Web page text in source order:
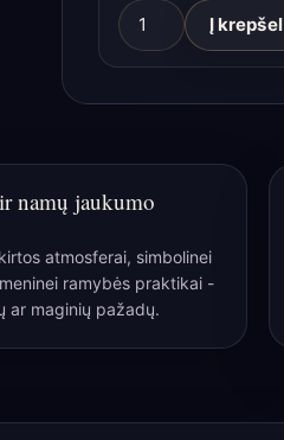
produkto
kiekis:
Arbatos
sietelis
Quartz“
–
krištolo
ritualas
kasdienai
Į
namų jaukumo
atmosferai, simbolinei
ramybės praktikai -
ar maginių pažadų.